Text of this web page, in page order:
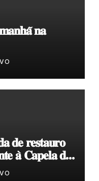
𝐧𝐚
𝐝𝐞 𝐫𝐞𝐬𝐭𝐚𝐮𝐫𝐨
𝐚̀ 𝐂𝐚𝐩𝐞𝐥𝐚 𝐝𝐞